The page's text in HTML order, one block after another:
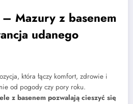
– Mazury z basenem
udanego
która łączy komfort, zdrowie i
od pogody czy pory roku.
z basenem pozwalają cieszyć się